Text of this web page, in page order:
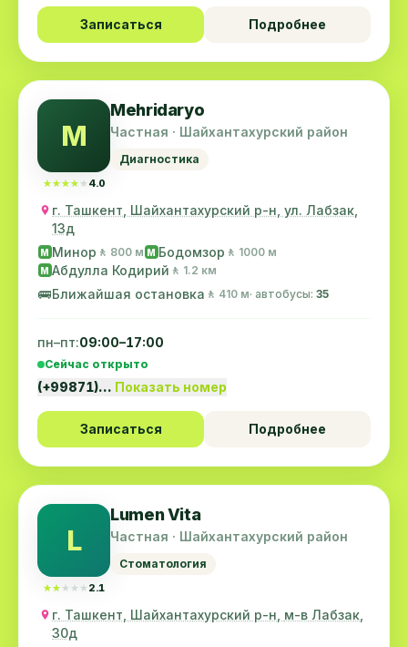
Записаться Подробнее
M
★★★★★
★★★★★ 4.0
Mehridaryo
Частная · Шайхантахурский район
Диагностика
г. Ташкент, Шайхантахурский р-н, ул. Лабзак,
13д
M Минор 🚶 800 м M Бодомзор 🚶 1000 м
M Абдулла Кодирий 🚶 1.2 км
🚌Ближайшая остановка 🚶 410 м· автобусы: 35
пн–пт:09:00–17:00
Сейчас открыто
(+99871)… Показать номер
Записаться Подробнее
L
★★★★★
★★★★★ 2.1
Lumen Vita
Частная · Шайхантахурский район
Стоматология
г. Ташкент, Шайхантахурский р-н, м-в Лабзак,
30д